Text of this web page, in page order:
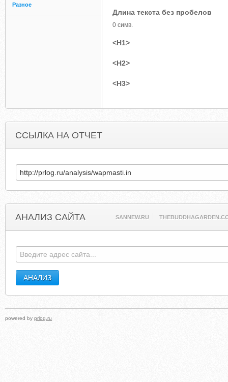
Разное
Длина текста без пробелов
0 симв.
<H1>
<H2>
<H3>
ССЫЛКА НА ОТЧЕТ
АНАЛИЗ САЙТА SANNEW.RU
powered by prlog.ru